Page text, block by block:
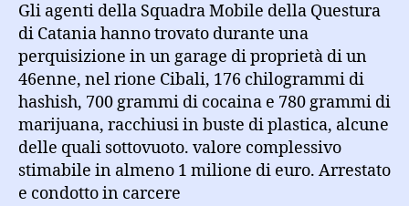
Gli agenti della Squadra Mobile della Questura
di Catania hanno trovato durante una
perquisizione in un garage di proprietà di un
46enne, nel rione Cibali, 176 chilogrammi di
hashish, 700 grammi di cocaina e 780 grammi di
marijuana, racchiusi in buste di plastica, alcune
delle quali sottovuoto. valore complessivo
stimabile in almeno 1 milione di euro. Arrestato
e condotto in carcere